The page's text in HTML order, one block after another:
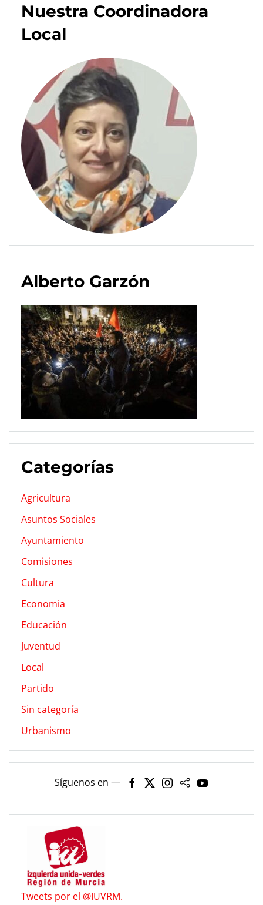
Nuestra Coordinadora
Local
Alberto Garzón
Categorías
Agricultura
Asuntos Sociales
Ayuntamiento
Comisiones
Cultura
Economia
Educación
Juventud
Local
Partido
Sin categoría
Urbanismo
Síguenos en —
Tweets por el @IUVRM.